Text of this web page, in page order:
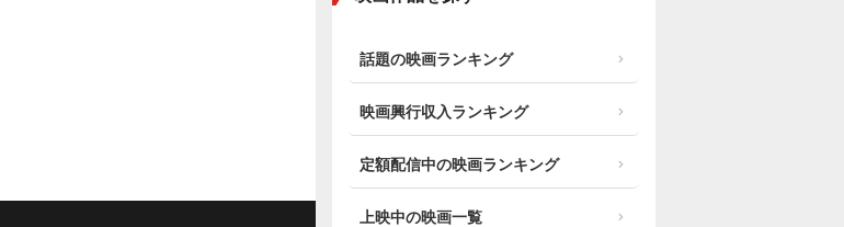
話題の映画ランキング
映画興行収入ランキング
定額配信中の映画ランキング
上映中の映画一覧